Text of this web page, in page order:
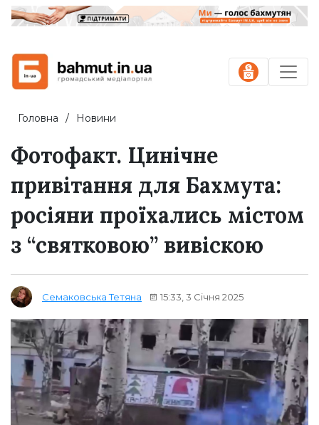
Головна Новини
Фотофакт. Цинічне
привітання для Бахмута:
росіяни проїхались містом
з “святковою” вивіскою
Семаковська Тетяна 15:33, 3 Січня 2025